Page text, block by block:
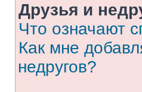
Друзья и
Что означают
Как мне
недругов?